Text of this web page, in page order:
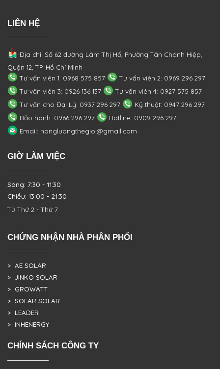
LIÊN HỆ
Địa chỉ: Số 62 đường Lâm Thị Hố, PhườngTân Chánh Hiệp,
Quận 12, TP. Hồ Chí Minh
Tư vấn viên 1: 0968 575 857
Tư vấn viên 2: 0969 296 297
Tư vấn viên 3: 0926 136 137
Tư vấn viên 4: 0927 575 857
Tư vấn cho Đại Lý: 0937 296 297
Kỹ thuật: 0947 296 297
Bảo hành: 0966 296 297
Hotline: 0909 296 297
Email: nangluongthegioi@gmail.com
GIỜ LÀM VIỆC
Sáng: 7:30 - 11:30
Chiều: 13:00 - 21:30
Từ Thứ 2 - Thứ 7
CHỨNG NHẬN NHÀ PHÂN PHỐI
> AE SOLAR
> JINKO SOLAR
> GROWATT
> SOFAR SOLAR
> LEADER
> INHENERGY
CHÍNH SÁCH CÔNG TY